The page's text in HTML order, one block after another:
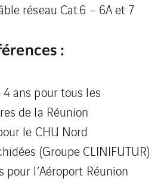
réseau Cat.6 – 6A et 7
:
4 ans pour tous les
de la Réunion
le CHU Nord
(Groupe CLINIFUTUR)
pour l’Aéroport Réunion